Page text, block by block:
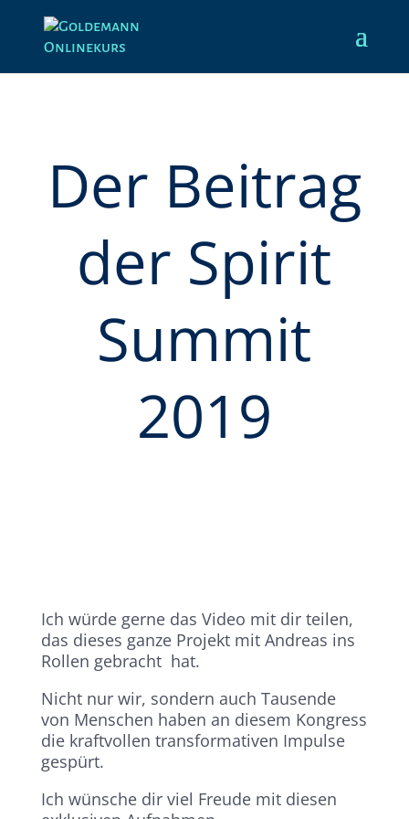
Der Beitrag
der Spirit
Summit
2019
Ich würde gerne das Video mit dir teilen,
das dieses ganze Projekt mit Andreas ins
Rollen gebracht hat.
Nicht nur wir, sondern auch Tausende
von Menschen haben an diesem Kongress
die kraftvollen transformativen Impulse
gespürt.
Ich wünsche dir viel Freude mit diesen